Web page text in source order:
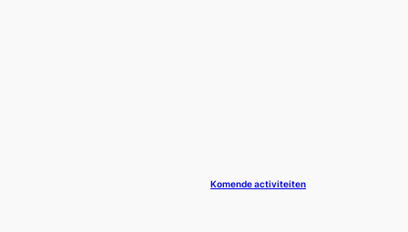
Komende activiteiten